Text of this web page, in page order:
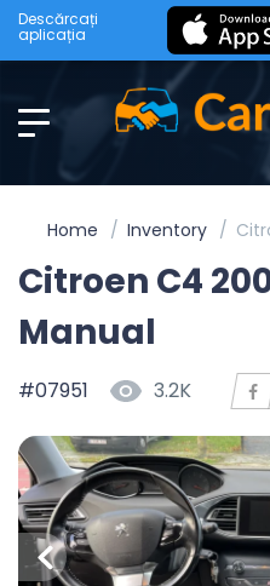
Descărcați
aplicația
Home Inventory
Citroen C4
Manual
#07951 3.2K